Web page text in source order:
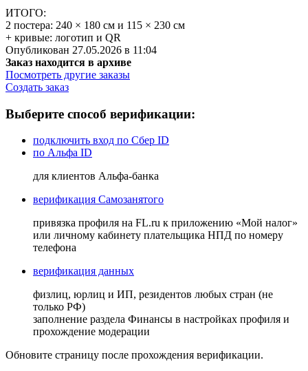
ИТОГО:
2 постера: 240 × 180 см и 115 × 230 см
+ кривые: логотип и QR
Опубликован 27.05.2026 в 11:04
Заказ находится в архиве
Посмотреть другие заказы
Создать заказ
Выберите способ верификации:
подключить вход по Сбер ID
по Альфа ID
для клиентов Альфа-банка
верификация Самозанятого
привязка профиля на FL.ru к приложению «Мой налог»
или личному кабинету плательщика НПД по номеру
телефона
верификация данных
физлиц, юрлиц и ИП, резидентов любых стран (не
только РФ)
заполнение раздела Финансы в настройках профиля и
прохождение модерации
Обновите страницу после прохождения верификации.